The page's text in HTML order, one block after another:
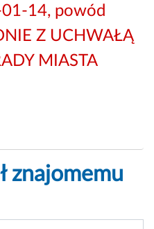
14, powód
Z UCHWAŁĄ
MIASTA
znajomemu